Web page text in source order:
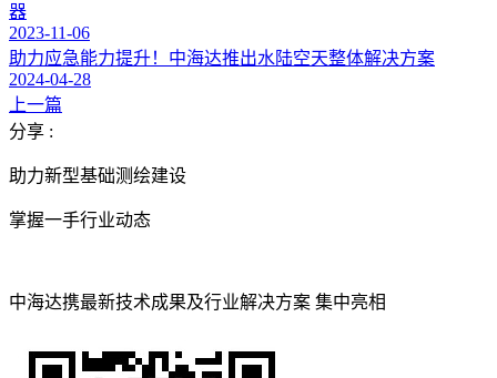
器
2023-11-06
助力应急能力提升！中海达推出水陆空天整体解决方案
2024-04-28
上一篇
分享 :
助力新型基础测绘建设
掌握一手行业动态
中海达携最新技术成果及行业解决方案 集中亮相